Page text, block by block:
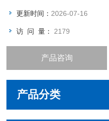
更新时间： 2026-07-16
访 问 量： 2179
产品咨询
产品分类